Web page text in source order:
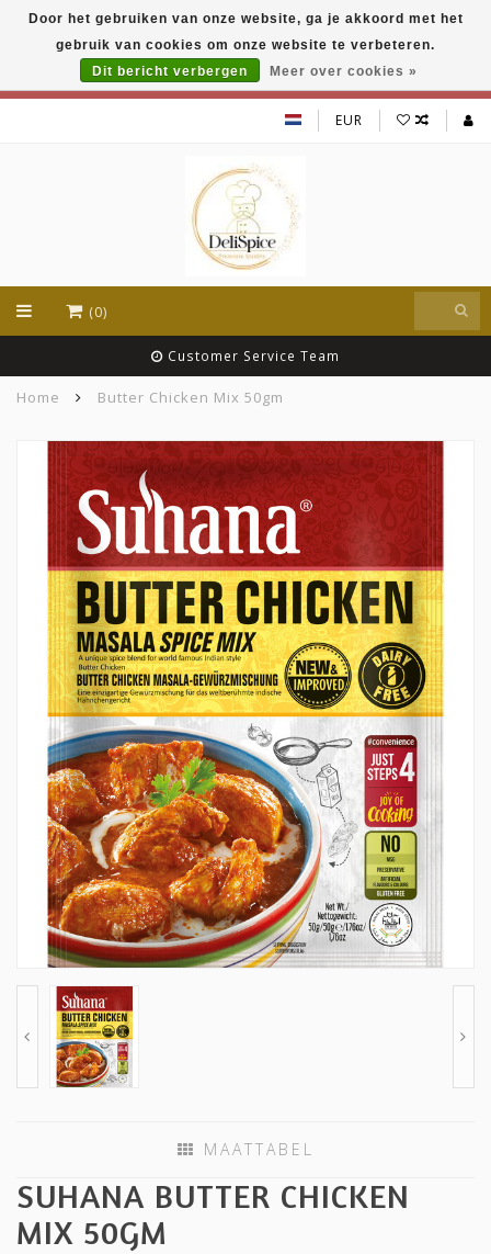
DeliSpice is your online Indian grocery shop with
exclusive brands like Daawat, Suhana, DeliSpice
and many more !!!
EUR
(0)
Customer Service Team
Home Butter Chicken Mix 50gm
MAATTABEL
SUHANA BUTTER CHICKEN
MIX 50GM
Door het gebruiken van onze website, ga je akkoord met het
gebruik van cookies om onze website te verbeteren.
Dit bericht verbergen
Meer over cookies »